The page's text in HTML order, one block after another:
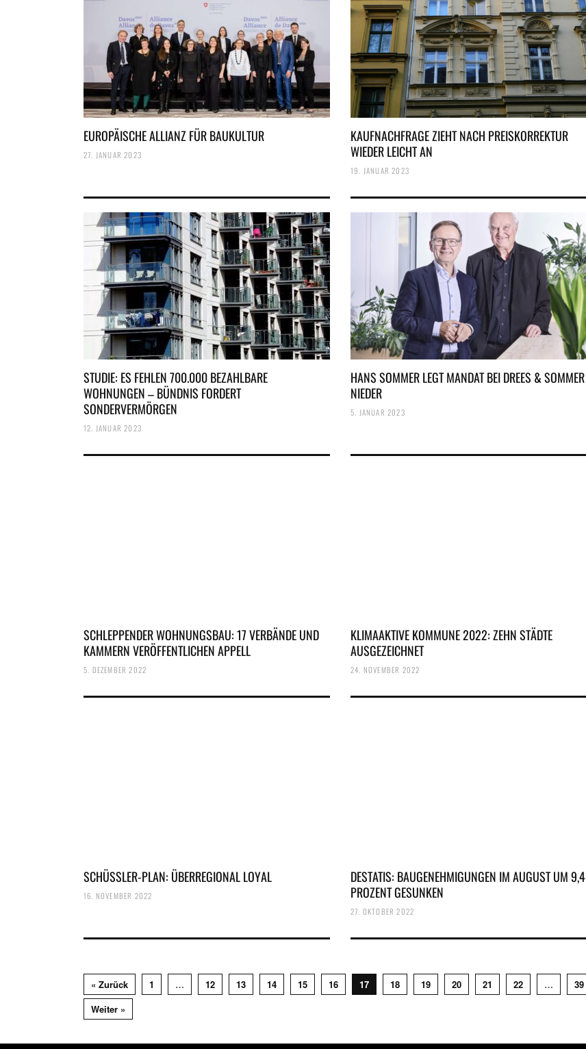
EUROPÄISCHE ALLIANZ FÜR BAUKULTUR
27. JANUAR 2023
KAUFNACHFRAGE ZIEHT NACH PREISKORREKTUR
WIEDER LEICHT AN
19. JANUAR 2023
STUDIE: ES FEHLEN 700.000 BEZAHLBARE
WOHNUNGEN – BÜNDNIS FORDERT
SONDERVERMÖRGEN
12. JANUAR 2023
HANS SOMMER LEGT MANDAT BEI DREES & SOMMER
NIEDER
5. JANUAR 2023
SCHLEPPENDER WOHNUNGSBAU: 17 VERBÄNDE UND
KAMMERN VERÖFFENTLICHEN APPELL
5. DEZEMBER 2022
KLIMAAKTIVE KOMMUNE 2022: ZEHN STÄDTE
AUSGEZEICHNET
24. NOVEMBER 2022
SCHÜSSLER-PLAN: ÜBERREGIONAL LOYAL
16. NOVEMBER 2022
DESTATIS: BAUGENEHMIGUNGEN IM AUGUST UM 9,4
PROZENT GESUNKEN
27. OKTOBER 2022
« Zurück 1 … 12 13 14 15 16 17 18 19 20 21 22 …
39
Weiter »